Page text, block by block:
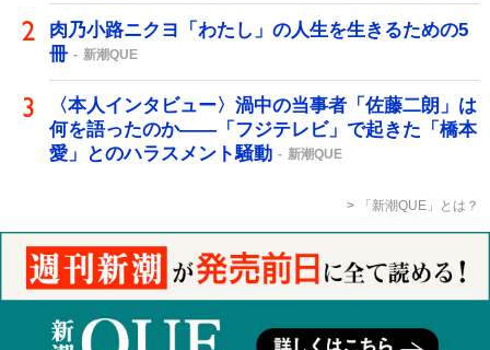
肉乃小路ニクヨ「わたし」の人生を生きるための5
冊
新潮QUE
〈本人インタビュー〉渦中の当事者「佐藤二朗」は
何を語ったのか――「フジテレビ」で起きた「橋本
愛」とのハラスメント騒動
新潮QUE
「新潮QUE」とは？